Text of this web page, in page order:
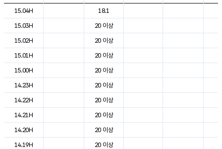
도시별 기상실황표로 지점, 날씨, 기온, 강수, 바람, 기압등을 안내한 표입
15.04H
18.1
15.03H
20 이상
15.02H
20 이상
15.01H
20 이상
15.00H
20 이상
14.23H
20 이상
14.22H
20 이상
14.21H
20 이상
14.20H
20 이상
14.19H
20 이상